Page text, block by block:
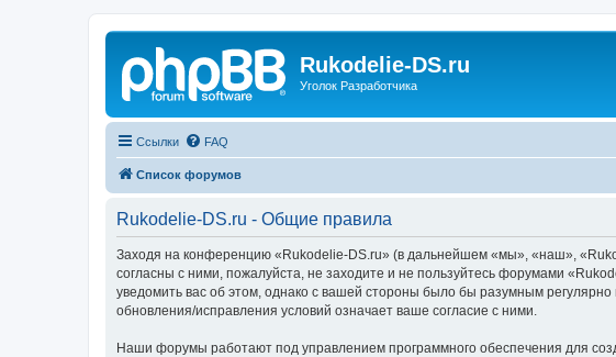
Rukodelie-DS.ru
Уголок Разработчика
Ссылки FAQ
Список форумов
Rukodelie-DS.ru - Общие правила
Заходя на конференцию «Rukodelie-DS.ru» (в дальнейшем «мы», «наш»,
согласны с ними, пожалуйста, не заходите и не пользуйтесь форумами
уведомить вас об этом, однако с вашей стороны было бы разумным
обновления/исправления условий означает ваше согласие с ними.
Наши форумы работают под управлением программного обеспечения для